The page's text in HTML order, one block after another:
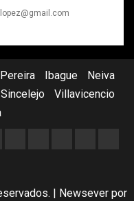
Pereira Ibague
Neiva
Sincelejo
Villavicencio
| Newseverpor